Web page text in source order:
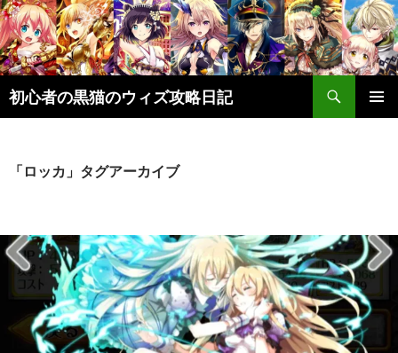
初心者の黒猫のウィズ攻略日記
検
索
ン
キ
ッ
「ロッカ」タグアーカイブ